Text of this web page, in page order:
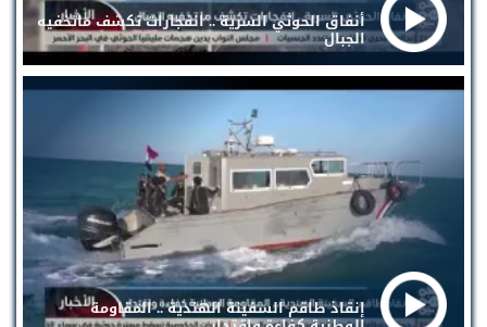
أنفاق الحوثي السرية .. انفجارات تكشف ماتخفيه
الجبال
إنقاذ طاقم السفينة الهندية .. المقاومة